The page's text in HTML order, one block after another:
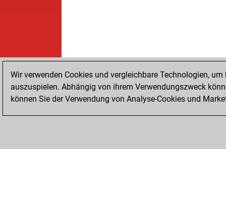
Wir verwenden Cookies und vergleichbare Technologien,
auszuspielen. Abhängig von ihrem Verwendungszweck
können Sie der Verwendung von Analyse-Cookies und